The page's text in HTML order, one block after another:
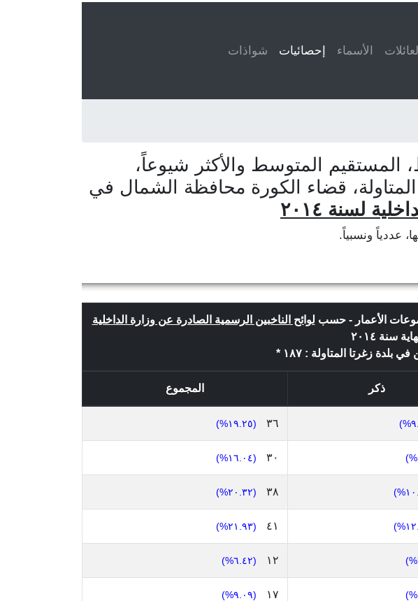
العائلات الأسماء إحصائيات شواذات
المستقيم المتوسط والأكثر شيوعاً،
قضاء الكورة محافظة الشمال في
لسنة ٢٠١٤
عددياً ونسبياً.
الأعمار - حسب لوائح الناخبين الرسمية الصادرة عن وزارة الداخلية
سنة ٢٠١٤
زغرتا المتاولة : ١٨٧ *
ذكر المجموع
٣٦ (١٩.٢٥%)
٣٠ (١٦.٠٤%)
٣٨ (٢٠.٣٢%)
٤١ (٢١.٩٣%)
١٢ (٦.٤٢%)
١٧ (٩.٠٩%)